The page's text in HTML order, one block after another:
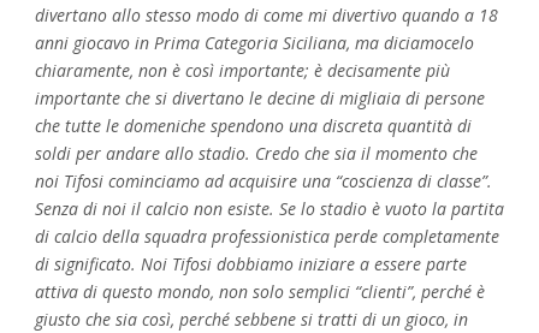
divertano allo stesso modo di come mi divertivo quando a 18
anni giocavo in Prima Categoria Siciliana, ma diciamocelo
chiaramente, non è così importante; è decisamente più
importante che si divertano le decine di migliaia di persone
che tutte le domeniche spendono una discreta quantità di
soldi per andare allo stadio. Credo che sia il momento che
noi Tifosi cominciamo ad acquisire una “coscienza di classe”.
Senza di noi il calcio non esiste. Se lo stadio è vuoto la partita
di calcio della squadra professionistica perde completamente
di significato. Noi Tifosi dobbiamo iniziare a essere parte
attiva di questo mondo, non solo semplici “clienti”, perché è
giusto che sia così, perché sebbene si tratti di un gioco, in